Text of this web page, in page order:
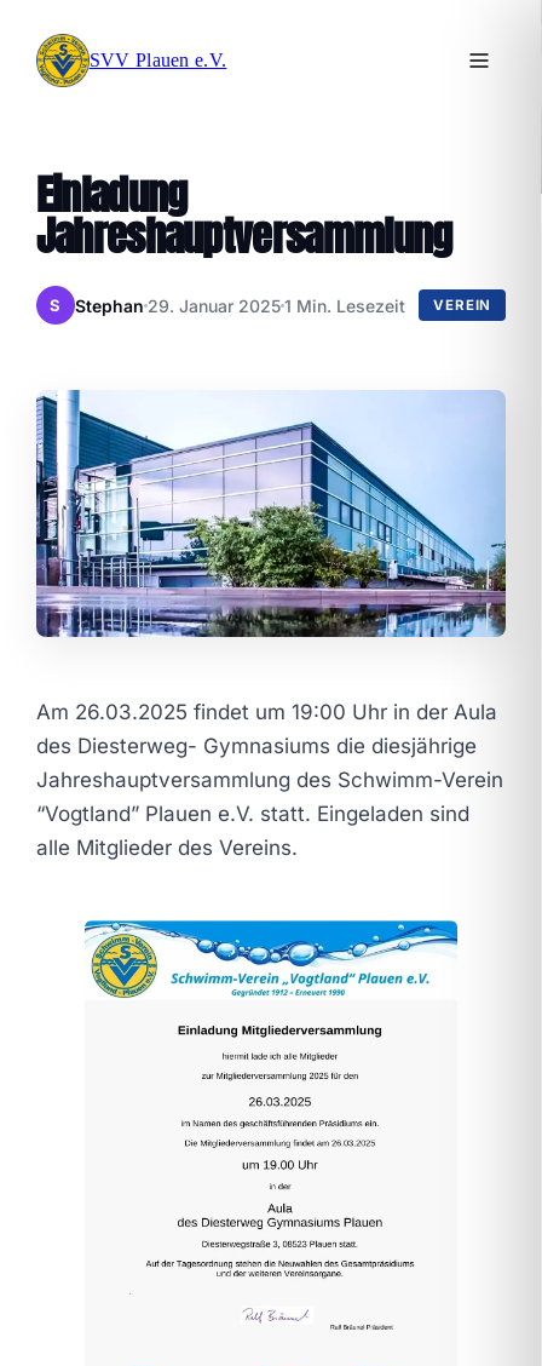
SVV Plauen e.V.
Einladung
Jahreshauptversammlung
S Stephan 29. Januar 20251 Min. Lesezeit VEREIN
Am 26.03.2025 findet um 19:00 Uhr in der Aula
des Diesterweg- Gymnasiums die diesjährige
Jahreshauptversammlung des Schwimm-Verein
“Vogtland” Plauen e.V. statt. Eingeladen sind
alle Mitglieder des Vereins.